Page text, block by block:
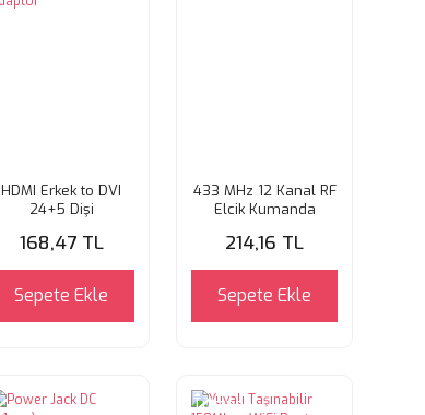
HDMI Erkek to DVI
24+5 Dişi
Adaptör
168,47 TL
Sepete Ekle
433 MHz 12 Kanal RF
Elcik Kumanda
214,16 TL
Sepete Ekle
Tükendi